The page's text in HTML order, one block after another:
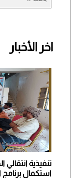
اخر الأخبار
تنفيذية
استكمال